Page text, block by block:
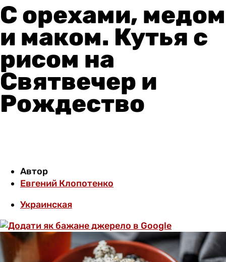
С орехами, медом
и маком. Кутья с
рисом на
Святвечер и
Рождество
Автор
Евгений Клопотенко
Украинская